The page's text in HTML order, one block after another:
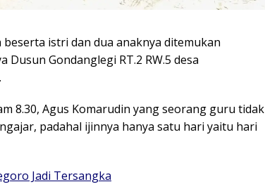
istri dan dua anaknya ditemukan
Gondanglegi RT.2 RW.5 desa
8.30, Agus Komarudin yang seorang guru tidak
padahal ijinnya hanya satu hari yaitu hari
Jadi Tersangka